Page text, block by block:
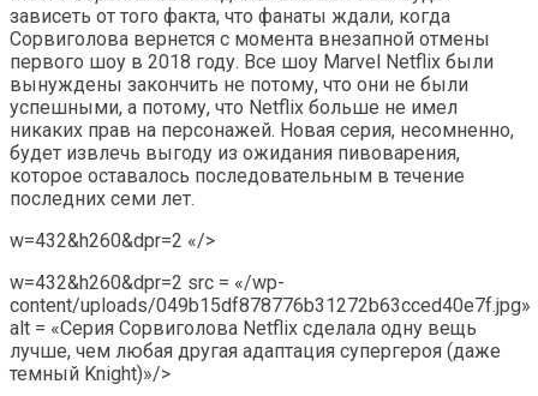
зависеть от того факта, что фанаты ждали, когда
Сорвиголова вернется с момента внезапной отмены
первого шоу в 2018 году. Все шоу Marvel Netflix были
вынуждены закончить не потому, что они не были
успешными, а потому, что Netflix больше не имел
никаких прав на персонажей. Новая серия, несомненно,
будет извлечь выгоду из ожидания пивоварения,
которое оставалось последовательным в течение
последних семи лет.
w=432&h260&dpr=2 «/>
w=432&h260&dpr=2 src = «/wp-
content/uploads/049b15df878776b31272b63cced40e7f.jpg»
alt = «Серия Сорвиголова Netflix сделала одну вещь
лучше, чем любая другая адаптация супергероя (даже
темный Knight)»/>